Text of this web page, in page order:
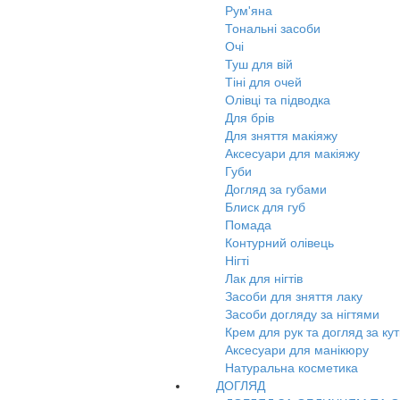
Рум'яна
Тональні засоби
Очі
Туш для вій
Тіні для очей
Олівці та підводка
Для брів
Для зняття макіяжу
Аксесуари для макіяжу
Губи
Догляд за губами
Блиск для губ
Помада
Контурний олівець
Нігті
Лак для нігтів
Засоби для зняття лаку
Засоби догляду за нігтями
Крем для рук та догляд за
Аксесуари для манікюру
Натуральна косметика
ДОГЛЯД